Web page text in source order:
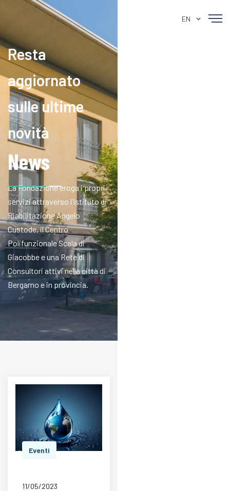
EN
Resta
aggiornato
sulle ultime
novità
News
La Fondazione eroga i propri
servizi attraverso l’Istituto di
Riabilitazione Angelo
Custode, il Centro
Polifunzionale Scala di
Giacobbe e una Rete di
Consultori attivi nella città di
Bergamo e in provincia.
Eventi
11/05/2023